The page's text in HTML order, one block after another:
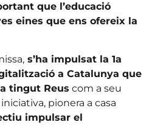
que l’educació
eines que ens ofereix la
s’ha impulsat la 1a
a Catalunya que
tingut Reus com a seu
pionera a casa
impulsar el